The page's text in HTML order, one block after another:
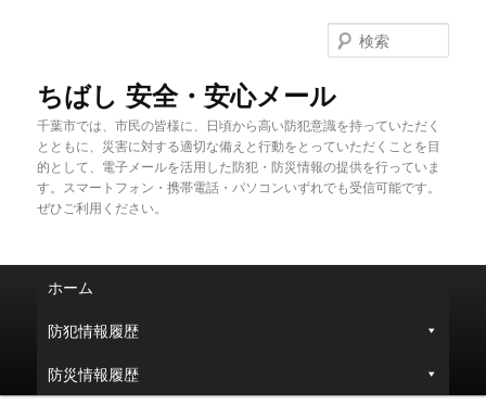
ちばし 安全・安心メール
千葉市では、市民の皆様に、日頃から高い防犯意識を持っていただく
とともに、災害に対する適切な備えと行動をとっていただくことを目
的として、電子メールを活用した防犯・防災情報の提供を行っていま
す。スマートフォン・携帯電話・パソコンいずれでも受信可能です。
ぜひご利用ください。
索
ュ
ホーム
防犯情報履歴
防災情報履歴